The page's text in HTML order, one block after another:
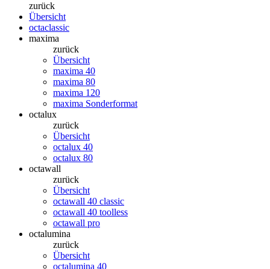
zurück
Übersicht
octaclassic
maxima
zurück
Übersicht
maxima 40
maxima 80
maxima 120
maxima Sonderformat
octalux
zurück
Übersicht
octalux 40
octalux 80
octawall
zurück
Übersicht
octawall 40 classic
octawall 40 toolless
octawall pro
octalumina
zurück
Übersicht
octalumina 40